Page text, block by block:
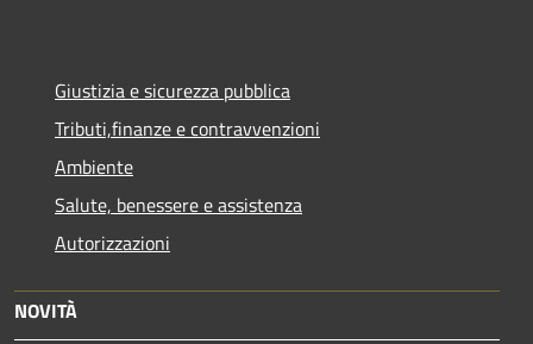
Giustizia e sicurezza pubblica
Tributi,finanze e contravvenzioni
Ambiente
Salute, benessere e assistenza
Autorizzazioni
NOVITÀ